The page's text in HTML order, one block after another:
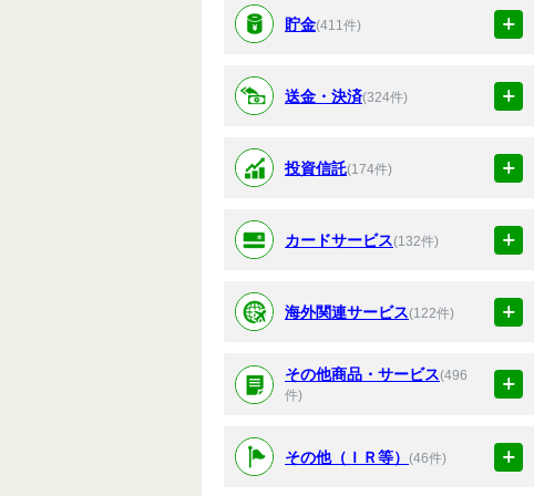
貯金(411件)
送金・決済(324件)
投資信託(174件)
カードサービス(132件)
海外関連サービス(122件)
その他商品・サービス(496
件)
その他（ＩＲ等） (46件)